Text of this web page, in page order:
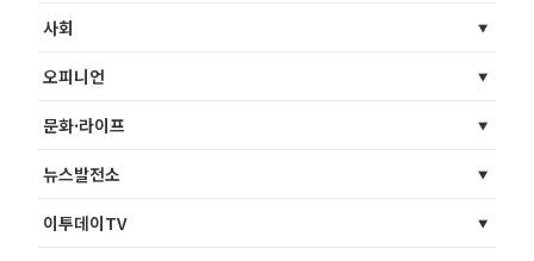
사회
오피니언
문화·라이프
뉴스발전소
이투데이TV